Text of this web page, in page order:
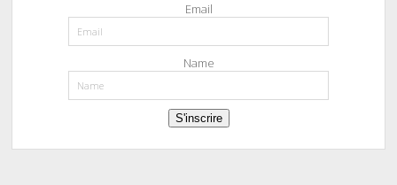
Email
Name
S'inscrire